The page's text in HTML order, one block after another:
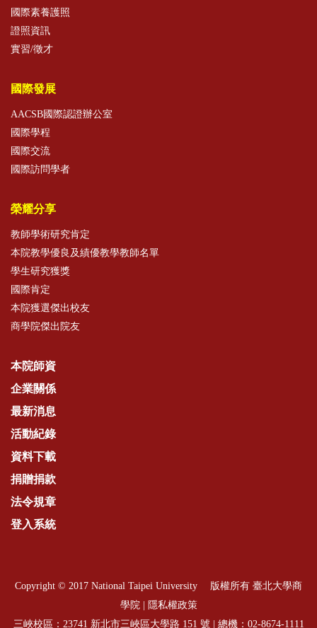
國際素養護照
證照資訊
實習/徵才
國際發展
AACSB國際認證辦公室
國際學程
國際交流
國際訪問學者
榮耀分享
教師學術研究肯定
本院教學優良及績優教學教師名單
學生研究獲獎
國際肯定
本院獲選傑出校友
商學院傑出院友
本院師資
企業關係
最新消息
活動紀錄
資料下載
捐贈捐款
法令規章
登入系統
Copyright © 2017 National Taipei University 版權所有 臺北大學商
學院 | 隱私權政策
三峽校區：23741 新北市三峽區大學路 151 號 | 總機： 02-8674-1111